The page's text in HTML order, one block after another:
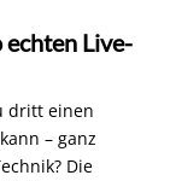
Live-
dritt einen
– ganz
Die